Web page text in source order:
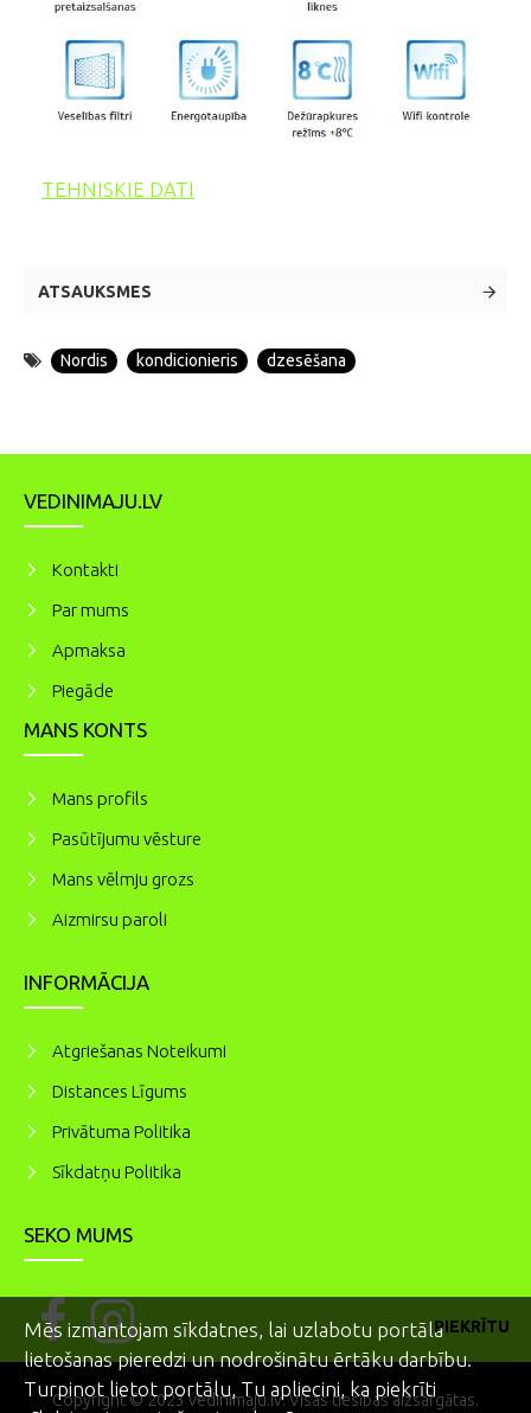
TEHNISKIE DATI
ATSAUKSMES
Nordis kondicionieris dzesēšana
VEDINIMAJU.LV
Kontakti
Par mums
Apmaksa
Piegāde
MANS KONTS
Mans profils
Pasūtījumu vēsture
Mans vēlmju grozs
Aizmirsu paroli
INFORMĀCIJA
Atgriešanas Noteikumi
Distances Līgums
Privātuma Politika
Sīkdatņu Politika
SEKO MUMS
Copyright © 2023 vedinimaju.lv. Visas tiesības aizsargātas.
PIEKRĪTU
Mēs izmantojam sīkdatnes, lai uzlabotu portāla
lietošanas pieredzi un nodrošinātu ērtāku darbību.
Turpinot lietot portālu, Tu apliecini, ka piekrīti